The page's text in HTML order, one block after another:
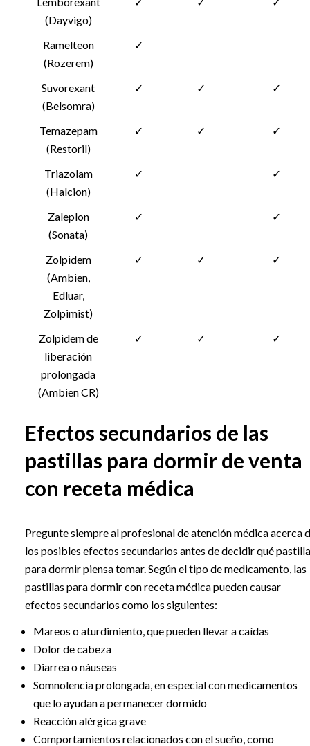
(Dayvigo)
Ramelteon
(Rozerem)
✓
Suvorexant
(Belsomra)
✓ ✓ ✓
Temazepam
(Restoril)
✓ ✓ ✓
Triazolam
(Halcion)
✓ ✓
Zaleplon
(Sonata)
✓ ✓
Zolpidem
(Ambien,
Edluar,
Zolpimist)
✓ ✓ ✓
Zolpidem de
liberación
prolongada
(Ambien CR)
✓ ✓ ✓
Efectos secundarios de las
pastillas para dormir de venta
con receta médica
Pregunte siempre al profesional de atención médica acerca
los posibles efectos secundarios antes de decidir qué
para dormir piensa tomar. Según el tipo de medicamento, las
pastillas para dormir con receta médica pueden causar
efectos secundarios como los siguientes:
Mareos o aturdimiento, que pueden llevar a caídas
Dolor de cabeza
Diarrea o náuseas
Somnolencia prolongada, en especial con medicamentos
que lo ayudan a permanecer dormido
Reacción alérgica grave
Comportamientos relacionados con el sueño, como